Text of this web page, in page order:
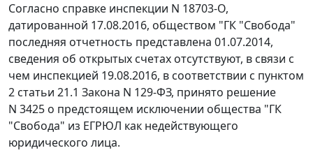
Согласно справке инспекции N 18703-О,
датированной 17.08.2016, обществом "ГК "Свобода"
последняя отчетность представлена 01.07.2014,
сведения об открытых счетах отсутствуют, в связи с
чем инспекцией 19.08.2016, в соответствии с пунктом
2 статьи 21.1 Закона N 129-ФЗ, принято решение
N 3425 о предстоящем исключении общества "ГК
"Свобода" из ЕГРЮЛ как недействующего
юридического лица.